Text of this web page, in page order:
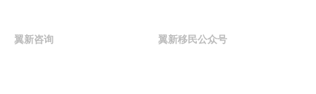
翼新咨询 翼新移民公众号